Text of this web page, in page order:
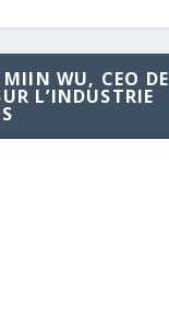
WU, CEO DE
L’INDUSTRIE